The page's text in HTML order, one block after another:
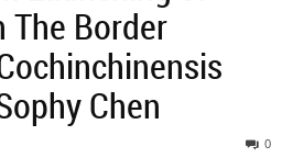
The Border
Chen
0